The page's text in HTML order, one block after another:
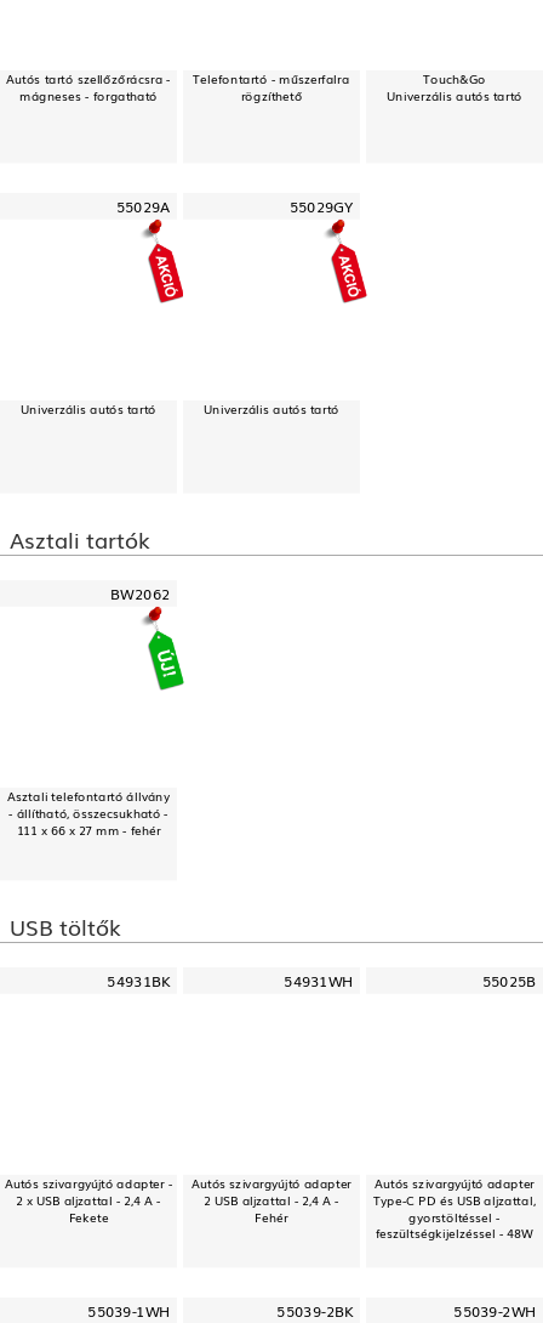
Autós tartó szellőzőrácsra -
mágneses - forgatható
Telefontartó - műszerfalra
rögzíthető
Touch&Go
Univerzális autós tartó
55029A
Univerzális autós tartó
55029GY
Univerzális autós tartó
Asztali tartók
BW2062
Asztali telefontartó állvány
- állítható, összecsukható -
111 x 66 x 27 mm - fehér
USB töltők
54931BK
Autós szivargyújtó adapter -
2 x USB aljzattal - 2,4 A -
Fekete
54931WH
Autós szivargyújtó adapter
2 USB aljzattal - 2,4 A -
Fehér
55025B
Autós szivargyújtó adapter
Type-C PD és USB aljzattal,
gyorstöltéssel -
feszültségkijelzéssel - 48W
55039-1WH 55039-2BK 55039-2WH